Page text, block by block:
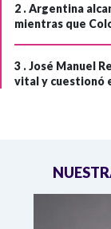
2 .Argentina
mientras que
3 .José Manuel
vital y cuestionó